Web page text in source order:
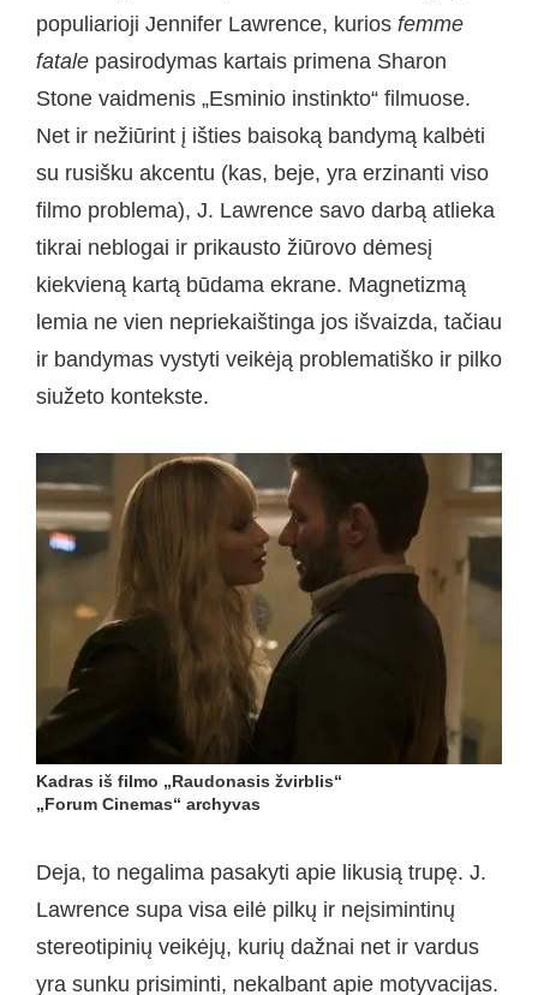
populiarioji Jennifer Lawrence, kurios femme
fatale pasirodymas kartais primena Sharon
Stone vaidmenis „Esminio instinkto“ filmuose.
Net ir nežiūrint į išties baisoką bandymą kalbėti
su rusišku akcentu (kas, beje, yra erzinanti viso
filmo problema), J. Lawrence savo darbą atlieka
tikrai neblogai ir prikausto žiūrovo dėmesį
kiekvieną kartą būdama ekrane. Magnetizmą
lemia ne vien nepriekaištinga jos išvaizda, tačiau
ir bandymas vystyti veikėją problematiško ir pilko
siužeto kontekste.
Kadras iš filmo „Raudonasis žvirblis“
„Forum Cinemas“ archyvas
Deja, to negalima pasakyti apie likusią trupę. J.
Lawrence supa visa eilė pilkų ir neįsimintinų
stereotipinių veikėjų, kurių dažnai net ir vardus
yra sunku prisiminti, nekalbant apie motyvacijas.